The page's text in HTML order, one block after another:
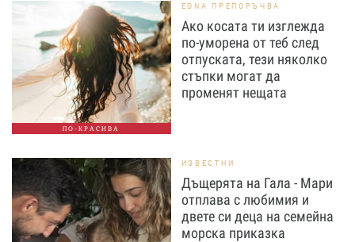
ПО-КРАСИВА
EDNA ПРЕПОРЪЧВА
Ако косата ти изглежда
по-уморена от теб след
отпуската, тези няколко
стъпки могат да
променят нещата
ИЗВЕСТНИ
Дъщерята на Гала - Мари
отплава с любимия и
двете си деца на семейна
морска приказка